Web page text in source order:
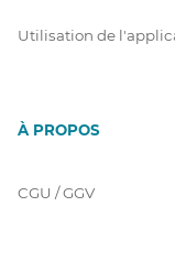
Utilisation de
À PROPOS
CGU / GGV